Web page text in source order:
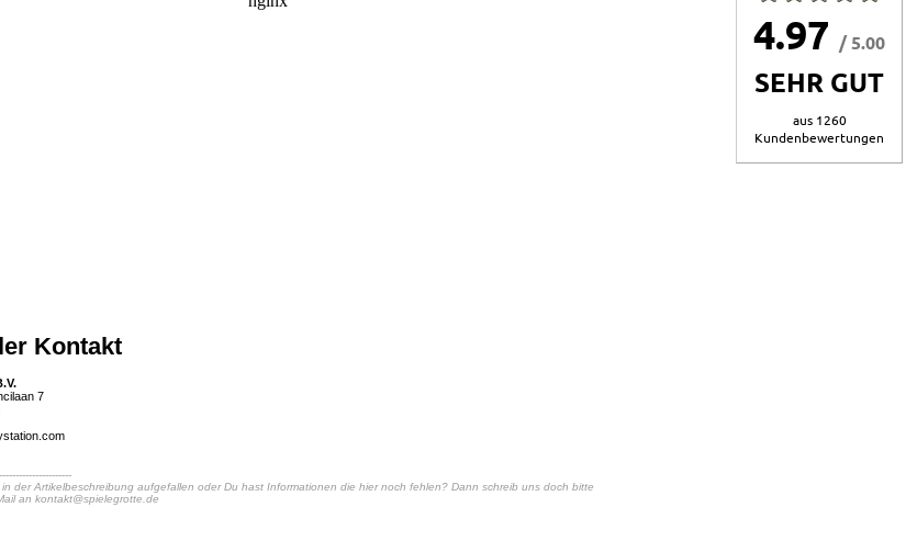
Kontakt
7
in der Artikelbeschreibung aufgefallen oder Du hast Informationen die hier noch fehlen? Dann schreib uns doch bitte
an kontakt@spielegrotte.de
4.97 / 5.00
SEHR GUT
aus 1260
Kundenbewertungen